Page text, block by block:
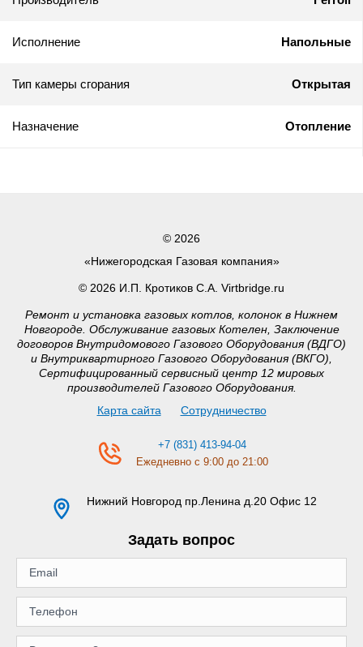
Исполнение Напольные
Тип камеры сгорания Открытая
Назначение Отопление
© 2026
«Нижегородская Газовая компания»
© 2026 И.П. Кротиков С.А. Virtbridge.ru
Ремонт и установка газовых котлов, колонок в Нижнем
Новгороде. Обслуживание газовых Котелен, Заключение
договоров Внутридомового Газового Оборудования (ВДГО)
и Внутриквартирного Газового Оборудования (ВКГО),
Сертифицированный сервисный центр 12 мировых
производителей Газового Оборудования.
Карта сайта
Сотрудничество
+7 (831) 413-94-04
Ежедневно с 9:00 до 21:00
Нижний Новгород пр.Ленина д.20 Офис 12
Задать вопрос